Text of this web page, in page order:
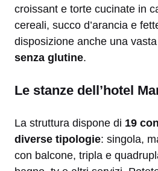
croissant e torte cucinate in
cereali, succo d’arancia e
disposizione anche una vasta
senza glutine.
Le stanze dell’hotel
La struttura dispone di 19
diverse tipologie: singola,
con balcone, tripla e